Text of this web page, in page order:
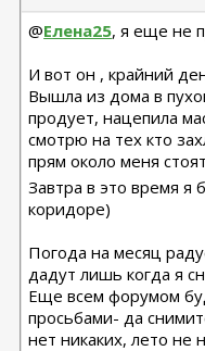
@Елена25, я еще не
И вот он , крайний
Вышла из дома в
продует, нацепила
смотрю на тех кто
прям около меня стоят
Завтра в это время я
коридоре)
Погода на месяц
дадут лишь когда я
Еще всем форумом
просьбами- да
нет никаких, лето не